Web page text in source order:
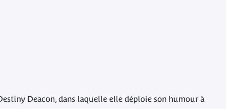
Deacon, dans laquelle elle déploie son humour à